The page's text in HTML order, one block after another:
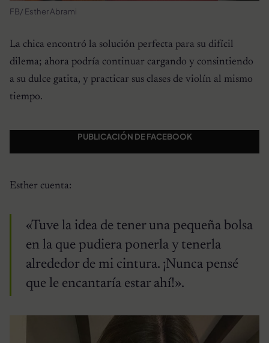
FB/ Esther Abrami
La chica encontró la solución perfecta para su difícil
dilema; ahora podría continuar cargando y consintiendo
a su dulce gatita, y practicar sus clases de violín al mismo
tiempo.
PUBLICACIÓN DE FACEBOOK
Esther cuenta:
«Tuve la idea de tener una pequeña bolsa
en la que pudiera ponerla y tenerla
alrededor de mi cintura. ¡Nunca pensé
que le encantaría estar ahí!».